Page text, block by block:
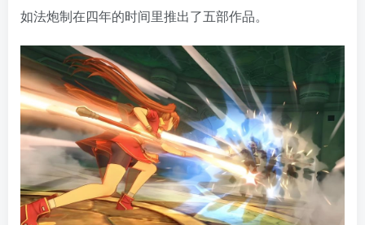
如法炮制在四年的时间里推出了五部作品。